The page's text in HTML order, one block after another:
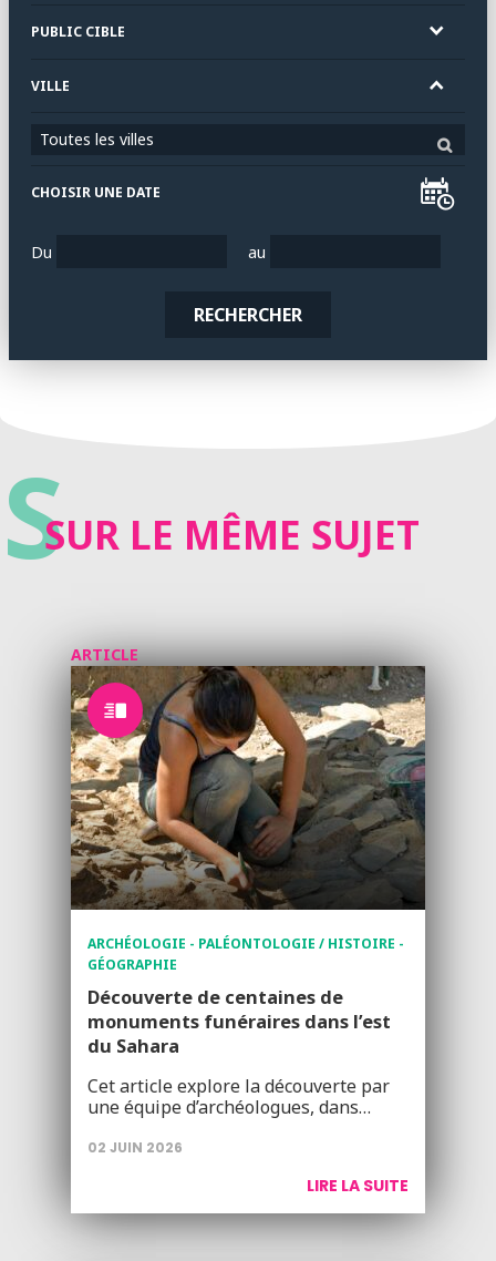
PUBLIC CIBLE
VILLE
Toutes les villes
CHOISIR UNE DATE
Du au
RECHERCHER
SSUR LE MÊME SUJET
ARTICLE
ARCHÉOLOGIE - PALÉONTOLOGIE / HISTOIRE -
GÉOGRAPHIE
Découverte de centaines de
monuments funéraires dans l’est
du Sahara
Cet article explore la découverte par
une équipe d’archéologues, dans…
02 JUIN 2026
LIRE LA SUITE